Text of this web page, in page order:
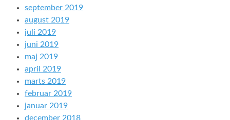
september 2019
august 2019
juli 2019
juni 2019
maj 2019
april 2019
marts 2019
februar 2019
januar 2019
december 2018